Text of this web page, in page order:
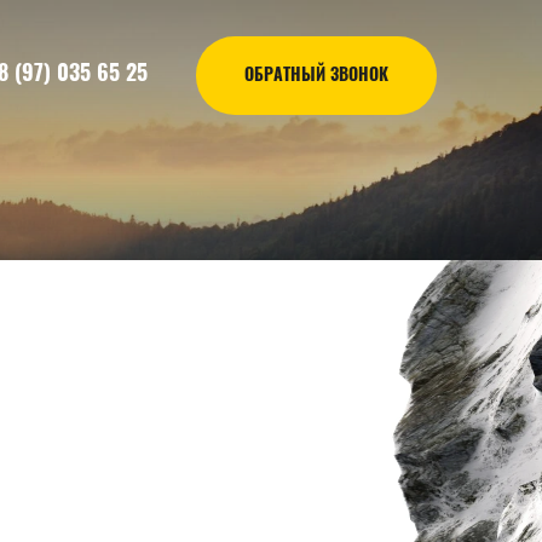
(97) 035 65 25 ОБРАТНЫЙ ЗВОНОК